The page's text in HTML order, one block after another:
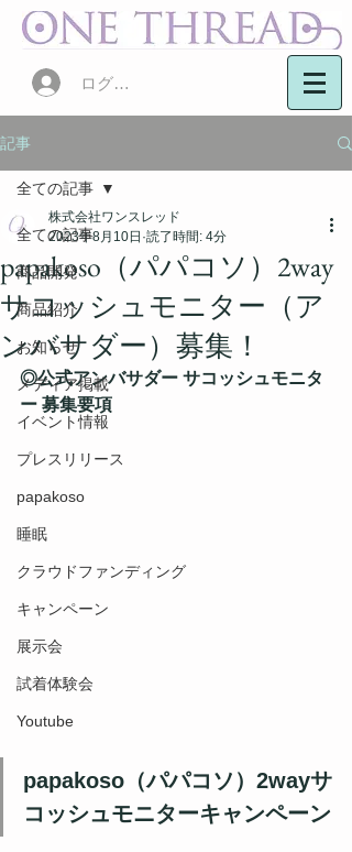
ログイン
記事
全ての記事
商品開発
商品紹介
お知らせ
メディア掲載
イベント情報
プレスリリース
papakoso
睡眠
クラウドファンディング
キャンペーン
展示会
試着体験会
Youtube
全ての記事
papakoso（パパコソ）2way
サコッシュモニター（ア
ンバサダー）募集！
株式会社ワンスレッド
2023年8月10日 読了時間: 4分
◎公式アンバサダー サコッシュモニタ
ー 募集要項
papakoso（パパコソ）2wayサ
コッシュモニターキャンペーン